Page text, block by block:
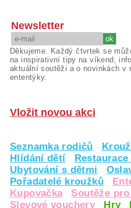
Newsletter
Děkujeme. Každý čtvrtek se
na inspirativní tipy na víkend,
aktuální soutěži a o novinkách v
ententýky.
Vložit novou akci
Seznamka rodičů
Hlídání dětí
Ubytování s dětmi
Pořadatelé kroužků
Kupovačka
Soutěže
Slevové vouchery
Hry